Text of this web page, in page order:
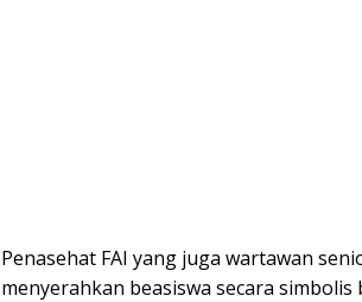
Penasehat FAI yang juga wartawan
menyerahkan beasiswa secara